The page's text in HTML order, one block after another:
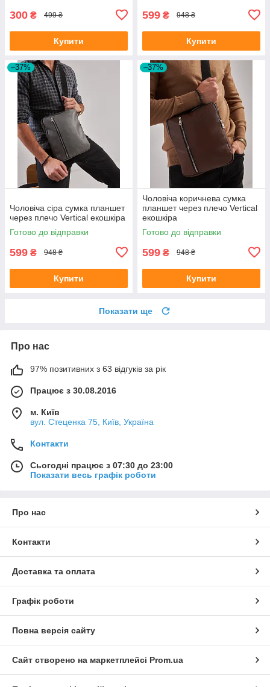
300 ₴ 499 ₴
Купити
599 ₴ 948 ₴
Купити
–37%
Чоловіча сіра сумка планшет
через плечо Vertical екошкіра
Готово до відправки
599 ₴ 948 ₴
Купити
–37%
Чоловіча коричнева сумка
планшет через плечо Vertical
екошкіра
Готово до відправки
599 ₴ 948 ₴
Купити
Показати ще
Про нас
97% позитивних з 63 відгуків за рік
Працює з 30.08.2016
м. Київ
вул. Стеценка 75, Київ, Україна
Контакти
Сьогодні працює з 07:30 до 23:00
Показати весь графік роботи
Про нас
Контакти
Доставка та оплата
Графік роботи
Повна версія сайту
Сайт створено на маркетплейсі Prom.ua